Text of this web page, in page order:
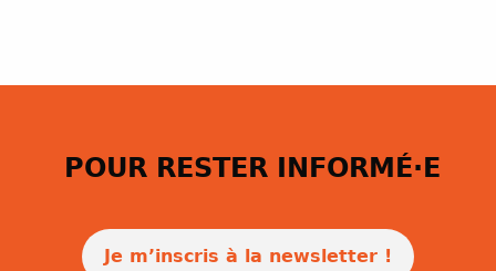
POUR RESTER INFORMÉ·E
Je m’inscris à la newsletter !